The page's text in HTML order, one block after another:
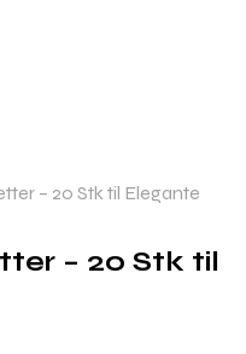
– 20 Stk til Elegante
– 20 Stk til